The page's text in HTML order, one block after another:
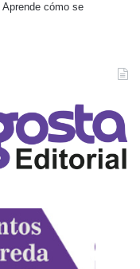
Aprende cómo se